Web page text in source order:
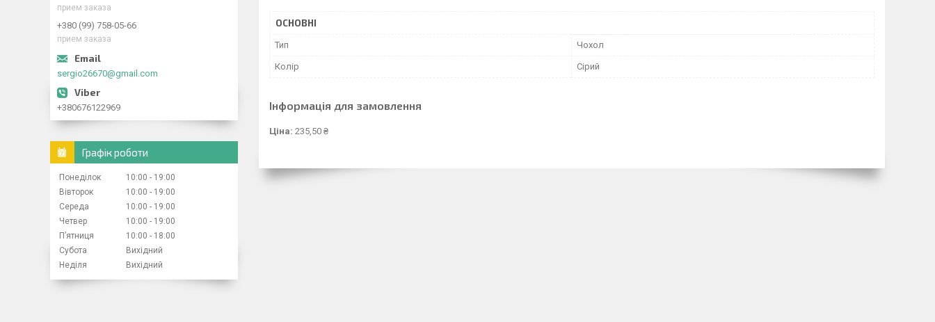
ОСНОВНІ
Тип Чохол
Колір Сірий
Інформація для замовлення
Ціна: 235,50 ₴
прием заказа
+380 (99) 758-05-66
прием заказа
sergio26670@gmail.com
+380676122969
Графік роботи
Понеділок 10:00
19:00
Вівторок
10:00
19:00
Середа
10:00
19:00
Четвер
10:00
19:00
Пʼятниця
10:00
18:00
Субота
Вихідний
Неділя
Вихідний